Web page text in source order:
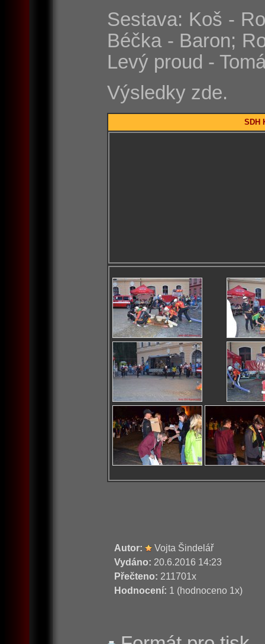
Sestava: Koš -
Béčka - Baron;
Levý proud -
Výsledky zde.
SDH
Autor:
Vojta Šindelář
Vydáno: 20.6.2016 14:23
Přečteno: 211701x
Hodnocení: 1 (hodnoceno 1x)